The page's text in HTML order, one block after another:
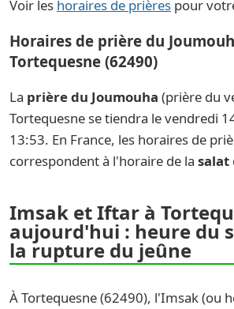
Voir les horaires de prières pour
Horaires de prière du
Tortequesne (62490)
La prière du Joumouha (prière du
Tortequesne se tiendra le vendredi
13:53. En France, les horaires de
correspondent à l'horaire de la salat
Imsak et Iftar à
aujourd'hui : heure du
la rupture du jeûne
À Tortequesne (62490), l'Imsak (ou